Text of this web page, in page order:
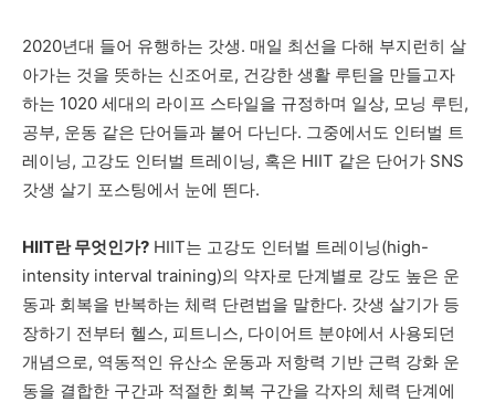
2020년대 들어 유행하는 갓생. 매일 최선을 다해 부지런히 살
아가는 것을 뜻하는 신조어로, 건강한 생활 루틴을 만들고자
하는 1020 세대의 라이프 스타일을 규정하며 일상, 모닝 루틴,
공부, 운동 같은 단어들과 붙어 다닌다. 그중에서도 인터벌 트
레이닝, 고강도 인터벌 트레이닝, 혹은 HIIT 같은 단어가 SNS
갓생 살기 포스팅에서 눈에 띈다.
HIIT란 무엇인가? HIIT는 고강도 인터벌 트레이닝(high-
intensity interval training)의 약자로 단계별로 강도 높은 운
동과 회복을 반복하는 체력 단련법을 말한다. 갓생 살기가 등
장하기 전부터 헬스, 피트니스, 다이어트 분야에서 사용되던
개념으로, 역동적인 유산소 운동과 저항력 기반 근력 강화 운
동을 결합한 구간과 적절한 회복 구간을 각자의 체력 단계에